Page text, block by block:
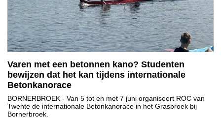
Varen met een betonnen kano? Studenten
bewijzen dat het kan tijdens internationale
Betonkanorace
BORNERBROEK - Van 5 tot en met 7 juni organiseert ROC van
Twente de internationale Betonkanorace in het Grasbroek bij
Bornerbroek.